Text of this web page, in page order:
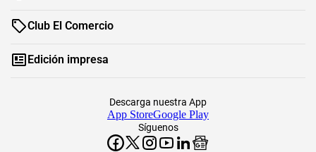
Club El Comercio
Edición impresa
Síguenos
Descarga nuestra App
App StoreGoogle Play